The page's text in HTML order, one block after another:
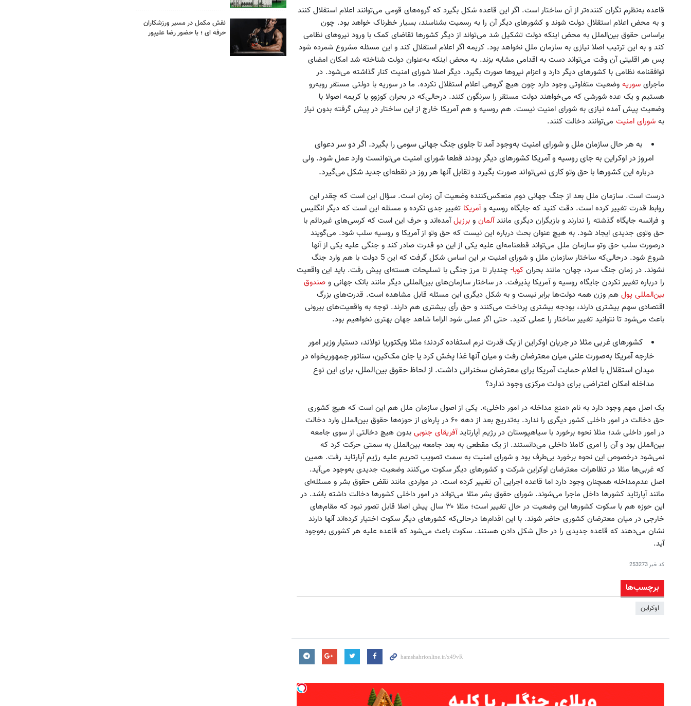
قاعده به‌نظرم نگران کننده‌تر از آن ساختار است. اگر این قاعده شکل بگیرد که گروه‌های قومی‌ می‌توانند اعلام استقلال کنند
و به محض اعلام استقلال دولت شوند و کشورهای دیگر آن را به رسمیت بشناسند، بسیار خطرناک خواهد بود. چون
براساس حقوق بین‌الملل به محض اینکه دولت تشکیل شد می‌تواند از دیگر کشورها تقاضای کمک با ورود نیروهای نظامی
کند و به این ترتیب اصلا نیازی به سازمان ملل نخواهد بود. کریمه اگر اعلام استقلال کند و این مسئله مشروع شمرده شود
پس هر اقلیتی آن وقت می‌تواند دست به اقدامی مشابه بزند. به محض اینکه به‌عنوان دولت شناخته شد امکان امضای
توافقنامه نظامی با کشورهای دیگر دارد و اعزام نیروها صورت بگیرد. دیگر اصلا شورای امنیت کنار گذاشته می‌شود. در
ماجرای سوریه وضعیت متفاوتی وجود دارد چون هیچ گروهی اعلام استقلال نکرده‌. ما در سوریه با دولتی مستقر روبه‌رو
هستیم و یک عده شورشی که می‌خواهند دولت مستقر را سرنگون کنند. درحالی‌که در بحران کوزوو یا کریمه اصولا با
وضعیت پیش آمده نیازی به شورای امنیت نیست. هم روسیه و هم آمریکا خارج از این ساختار در پیش گرفته بدون نیاز
به شورای امنیت می‌توانند دخالت کنند.
به هر حال سازمان ملل و شورای امنیت به‌وجود آمد تا جلوی جنگ جهانی سومی را بگیرد. اگر دو سر دعوای
امروز در اوکراین به جای روسیه و آمریکا کشورهای دیگر بودند قطعا شورای امنیت می‌توانست وارد عمل شود. ولی
درباره این کشورها با حق وتو کاری نمی‌تواند صورت بگیرد و تقابل آنها هر روز در نقطه‌ای جدید شکل می‌گیرد.
درست است. سازمان ملل بعد از جنگ جهانی دوم منعکس‌کننده وضعیت آن زمان است. سؤال این است که چقدر این
روابط قدرت تغییر کرده است. دقت کنید که جایگاه روسیه وآمریکا تغییر جدی نکرده و مسئله این است که دیگر انگلیس
و فرانسه جایگاه گذشته را ندارند و بازیگران دیگری مانندآلمان و برزیلآمده‌اند و حرف این است که کرسی‌های غیردائم با
حق وتوی جدیدی ایجاد شود. به هیچ عنوان بحث درباره این نیست که حق وتو از آمریکا و روسیه سلب شود. می‌گویند
درصورت سلب حق وتو سازمان ملل می‌تواند قطعنامه‌ای علیه یکی از این دو قدرت صادر کند و جنگی علیه یکی از آنها
شروع شود. درحالی‌که ساختار سازمان ملل و شورای امنیت بر این اساس شکل گرفت که این 5 دولت با هم وارد جنگ
نشوند. در زمان جنگ سرد، جهان- مانند بحران کوبا- چندبار تا مرز جنگی با تسلیحات هسته‌ای پیش رفت. باید این واقعیت
را درباره تغییر نکردن جایگاه روسیه و آمریکا پذیرفت. در ساختار سازمان‌های بین‌المللی دیگر مانند بانک جهانی و صندوق
بین‌المللی پول هم وزن همه دولت‌ها برابر نیست و به شکل دیگری این مسئله قابل مشاهده است. قدرت‌های بزرگ
اقتصادی سهم بیشتری دارند، بودجه بیشتری پرداخت می‌کنند و حق رأی بیشتری هم دارند. توجه به واقعیت‌های بیرونی
باعث می‌شود تا نتوانید تغییر ساختار را عملی کنید. حتی اگر عملی شود الزاما شاهد جهان بهتری نخواهیم بود.
کشورهای غربی مثلا در جریان اوکراین از یک قدرت نرم استفاده کردند؛ مثلا ویکتوریا نولاند، دستیار وزیر امور
خارجه آمریکا به‌صورت علنی میان معترضان رفت و میان آنها غذا پخش کرد یا جان مک‌کین، سناتور جمهوریخواه در
میدان استقلال با اعلام حمایت آمریکا برای معترضان سخنرانی داشت. از لحاظ حقوق بین‌الملل، برای این نوع
مداخله امکان اعتراضی برای دولت مرکزی وجود ندارد؟
یک اصل مهم وجود دارد به نام «منع مداخله در امور داخلی». یکی از اصول سازمان ملل هم این است که هیچ کشوری
حق دخالت در امور داخلی کشور دیگری را ندارد. به‌تدریج بعد از دهه ۶۰ در پاره‌ای از حوزه‌ها حقوق بین‌الملل وارد دخالت
در امور داخلی شد؛ مثلا نحوه برخورد با سیاهپوستان در رژیم آپارتایدآفریقای جنوبی بدون هیچ دخالتی از سوی جامعه
بین‌الملل بود و آن را امری کاملا داخلی می‌دانستند. از یک مقطعی به بعد جامعه بین‌الملل به سمتی حرکت کرد که
نمی‌شود درخصوص این نحوه برخورد بی‌طرف بود و شورای امنیت به سمت تصویب تحریم علیه رژیم آپارتاید رفت. همین
که غربی‌ها مثلا در تظاهرات معترضان اوکراین شرکت و کشورهای دیگر سکوت می‌کنند وضعیت جدیدی به‌وجود می‌آید.
اصل عدم‌مداخله همچنان وجود دارد اما قاعده اجرایی آن تغییر کرده است. در مواردی مانند نقض حقوق بشر و مسئله‌ای
مانند آپارتاید کشورها داخل ماجرا می‌‌شوند. شورای حقوق بشر مثلا می‌تواند در امور داخلی کشورها دخالت داشته باشد. در
این حوزه هم با سکوت کشورها این وضعیت در حال تغییر است؛ مثلا ۳۰ سال پیش اصلا قابل تصور نبود که مقام‌های
خارجی در میان معترضان کشوری حاضر شوند. با این اقدام‌ها درحالی‌که کشورهای دیگر سکوت اختیار کرده‌اند آنها دارند
نشان می‌دهند که قاعده جدیدی را در حال شکل دادن هستند. سکوت باعث می‌شود که قاعده علیه هر کشوری به‌وجود‌
آید.
کد خبر253273
برچسب‌ها
اوکراین
نقش مکمل در مسیر ورزشکاران
حرفه ای ؛ با حضور رضا علیپور